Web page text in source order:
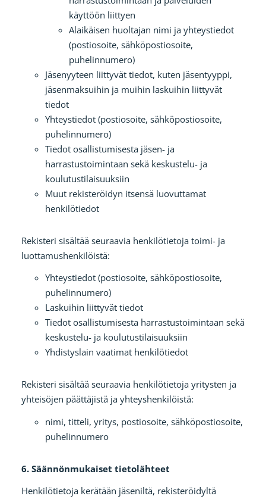
käyttöön liittyen
Alaikäisen huoltajan nimi ja yhteystiedot
(postiosoite, sähköpostiosoite,
puhelinnumero)
Jäsenyyteen liittyvät tiedot, kuten jäsentyyppi,
jäsenmaksuihin ja muihin laskuihin liittyvät
tiedot
Yhteystiedot (postiosoite, sähköpostiosoite,
puhelinnumero)
Tiedot osallistumisesta jäsen- ja
harrastustoimintaan sekä keskustelu- ja
koulutustilaisuuksiin
Muut rekisteröidyn itsensä luovuttamat
henkilötiedot
Rekisteri sisältää seuraavia henkilötietoja toimi- ja
luottamushenkilöistä:
Yhteystiedot (postiosoite, sähköpostiosoite,
puhelinnumero)
Laskuihin liittyvät tiedot
Tiedot osallistumisesta harrastustoimintaan sekä
keskustelu- ja koulutustilaisuuksiin
Yhdistyslain vaatimat henkilötiedot
Rekisteri sisältää seuraavia henkilötietoja yritysten ja
yhteisöjen päättäjistä ja yhteyshenkilöistä:
nimi, titteli, yritys, postiosoite, sähköpostiosoite,
puhelinnumero
6. Säännönmukaiset tietolähteet
Henkilötietoja kerätään jäseniltä, rekisteröidyltä